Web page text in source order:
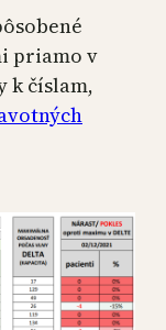
priamo v
k číslam,